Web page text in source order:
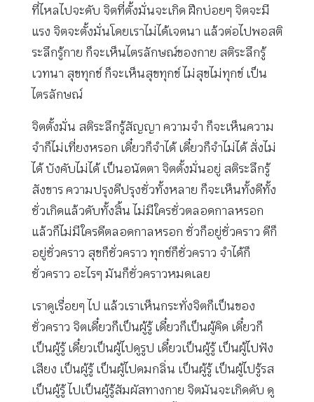
ที่ไหลไปจะดับ จิตที่ตั้งมั่นจะเกิด ฝึกบ่อยๆ จิตจะมี
แรง จิตจะตั้งมั่นโดยเราไม่ได้เจตนา แล้วต่อไปพอสติ
ระลึกรู้กาย ก็จะเห็นไตรลักษณ์ของกาย สติระลึกรู้
เวทนา สุขทุกข์ ก็จะเห็นสุขทุกข์ ไม่สุขไม่ทุกข์ เป็น
ไตรลักษณ์
จิตตั้งมั่น สติระลึกรู้สัญญา ความจำ ก็จะเห็นความ
จำก็ไม่เที่ยงหรอก เดี๋ยวก็จำได้ เดี๋ยวก็จำไม่ได้ สั่งไม่
ได้ บังคับไม่ได้ เป็นอนัตตา จิตตั้งมั่นอยู่ สติระลึกรู้
สังขาร ความปรุงดีปรุงชั่วทั้งหลาย ก็จะเห็นทั้งดีทั้ง
ชั่วเกิดแล้วดับทั้งสิ้น ไม่มีใครชั่วตลอดกาลหรอก
แล้วก็ไม่มีใครดีตลอดกาลหรอก ชั่วก็อยู่ชั่วคราว ดีก็
อยู่ชั่วคราว สุขก็ชั่วคราว ทุกข์ก็ชั่วคราว จำได้ก็
ชั่วคราว อะไรๆ มันก็ชั่วคราวหมดเลย
เราดูเรื่อยๆ ไป แล้วเราเห็นกระทั่งจิตก็เป็นของ
ชั่วคราว จิตเดี๋ยวก็เป็นผู้รู้ เดี๋ยวก็เป็นผู้คิด เดี๋ยวก็
เป็นผู้รู้ เดี๋ยวเป็นผู้ไปดูรูป เดี๋ยวเป็นผู้รู้ เป็นผู้ไปฟัง
เสียง เป็นผู้รู้ เป็นผู้ไปดมกลิ่น เป็นผู้รู้ เป็นผู้ไปรู้รส
เป็นผู้รู้ ไปเป็นผู้รู้สัมผัสทางกาย จิตมันจะเกิดดับ ดู